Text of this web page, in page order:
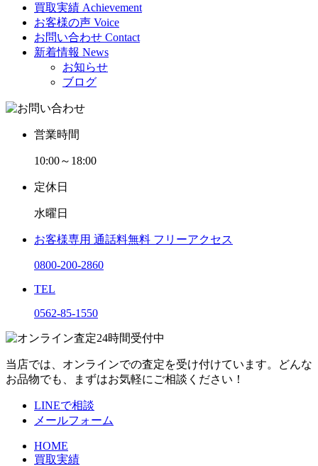
買取実績 Achievement
お客様の声 Voice
お問い合わせ Contact
新着情報 News
お知らせ
ブログ
営業時間
10:00～18:00
定休日
水曜日
お客様専用 通話料無料 フリーアクセス
0800-200-2860
TEL
0562-85-1550
当店では、オンラインでの査定を受け付けています。どんな
お品物でも、まずはお気軽にご相談ください！
LINEで相談
メールフォーム
HOME
買取実績